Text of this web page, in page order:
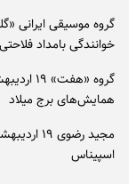
گروه موسیقی ایرانی
خوانندگی بامداد فلاحتی، ۱۹ اردیبهشت ساعت ۲۱:۳۰ در تالار
همایش‌های برج میلاد
اسپیناس